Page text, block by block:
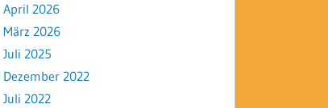
April 2026
März 2026
Juli 2025
Dezember 2022
Juli 2022